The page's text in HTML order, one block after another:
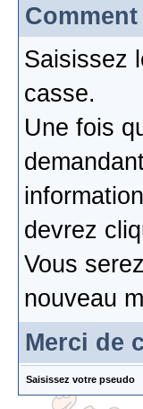
Saisissez
casse.
Une fois
devrez
Vous
nouveau
Merci de
Saisissez votre pseudo